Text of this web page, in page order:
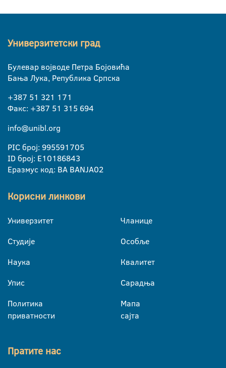
Универзитетски град
Булевар војводе Петра Бојовића
Бања Лука, Република Српска
+387 51 321 171
Факс: +387 51 315 694
info@unibl.org
PIC број: 995591705
ID број: E10186843
Еразмус код: BA BANJA02
Корисни линкови
Универзитет
Студије
Наука
Упис
Политика
приватности
Чланице
Особље
Квалитет
Сарадња
Мапа
сајта
Пратите нас